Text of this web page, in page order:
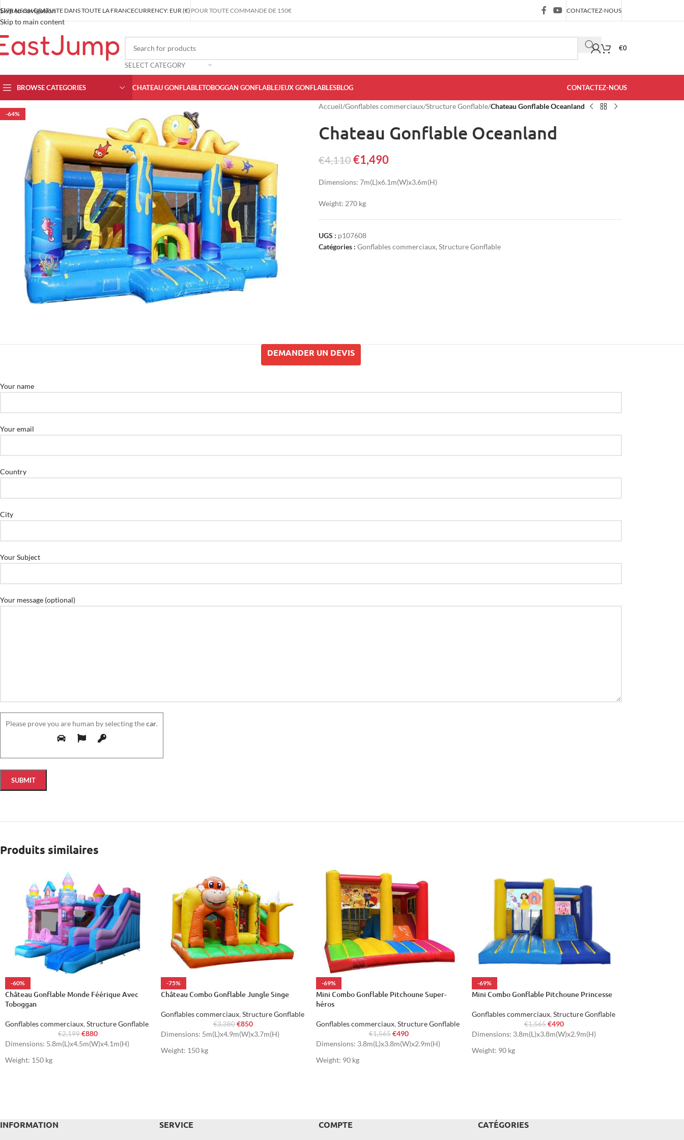
Skip to navigation
Skip to main content
LIVRAISON GRATUITE DANS TOUTE LA FRANCECURRENCY: EUR (€) POUR TOUTE COMMANDE DE 150€ CONTACTEZ-NOUS
SELECT CATEGORY
€0
BROWSE CATEGORIES CHATEAU GONFLABLETOBOGGAN GONFLABLEJEUX GONFLABLESBLOG CONTACTEZ-NOUS
-64%
Accueil/Gonflables commerciaux/Structure Gonflable/Chateau Gonflable Oceanland
Chateau Gonflable Oceanland
€4,110€1,490
Dimensions: 7m(L)x6.1m(W)x3.6m(H)
Weight: 270 kg
UGS : p107608
Catégories : Gonflables commerciaux, Structure Gonflable
DEMANDER UN DEVIS
Your name
Your email
Country
City
Your Subject
Your message (optional)
Please prove you are human by selecting thecar.
Produits similaires
-60%
Château Gonflable Monde Féérique Avec
Toboggan
Gonflables commerciaux, Structure Gonflable
€2,199 €880
Dimensions: 5.8m(L)x4.5m(W)x4.1m(H)
Weight: 150 kg
-75%
Château Combo Gonflable Jungle Singe
Gonflables commerciaux, Structure Gonflable
€3,380 €850
Dimensions: 5m(L)x4.9m(W)x3.7m(H)
Weight: 150 kg
-69%
Mini Combo Gonflable Pitchoune Super-
héros
Gonflables commerciaux, Structure Gonflable
€1,565 €490
Dimensions: 3.8m(L)x3.8m(W)x2.9m(H)
Weight: 90 kg
-69%
Mini Combo Gonflable Pitchoune Princesse
Gonflables commerciaux, Structure Gonflable
€1,565 €490
Dimensions: 3.8m(L)x3.8m(W)x2.9m(H)
Weight: 90 kg
INFORMATION SERVICE COMPTE CATÉGORIES